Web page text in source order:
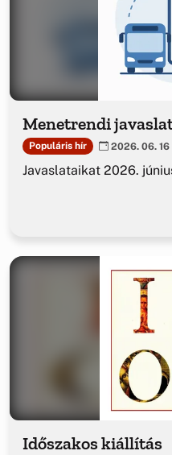
Menetrendi
Populáris hír 2026. 06. 16
Javaslataikat 2026.
Időszakos kiállítás